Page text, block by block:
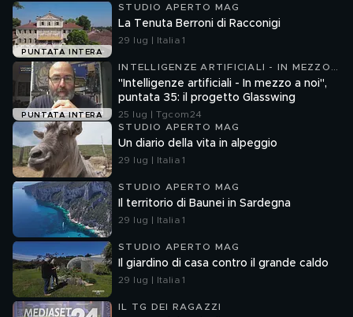
PUNTATA INTERA
STUDIO APERTO MAG
La Tenuta Berroni di Racconigi
29 lug | Italia 1
PUNTATA INTERA
INTELLIGENZE ARTIFICIALI - IN MEZZO
A NOI
"Intelligenze artificiali - In mezzo a noi",
puntata 35: il progetto Glasswing
25 lug | Tgcom24
STUDIO APERTO MAG
Un diario della vita in alpeggio
29 lug | Italia 1
STUDIO APERTO MAG
Il territorio di Baunei in Sardegna
29 lug | Italia 1
STUDIO APERTO MAG
Il giardino di casa contro il grande caldo
29 lug | Italia 1
IL TG DEI RAGAZZI